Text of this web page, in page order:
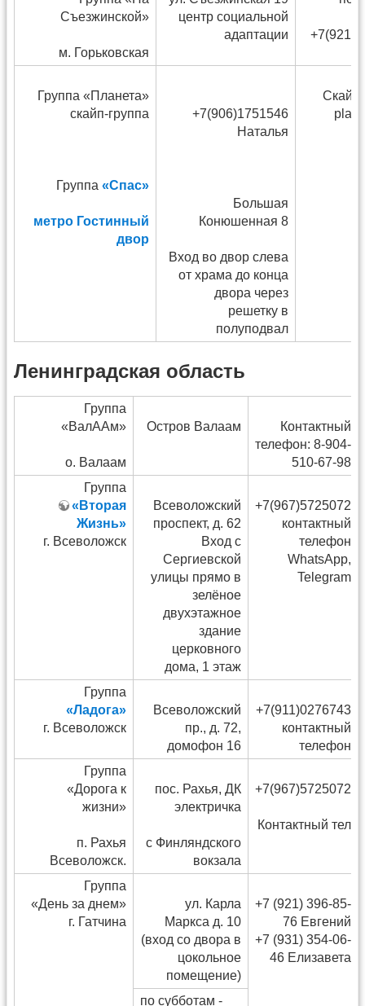
Съезжинской»
м. Горьковская
центр социальной
адаптации
+7(921)
Группа «Планета»
скайп-группа
Группа «Спас»
метро Гостинный
двор
+7(906)1751546
Наталья
Большая
Конюшенная 8
Вход во двор слева
от храма до конца
двора через
решетку в
полуподвал
Ленинградская область
Группа
«ВалААм»
о. Валаам
Остров Валаам
Контактный
телефон: 8-904-
510-67-98
Группа
«Вторая
Жизнь»
г. Всеволожск
Всеволожский
проспект, д. 62
Вход с
Сергиевской
улицы прямо в
зелёное
двухэтажное
здание
церковного
дома, 1 этаж
+7(967)5725072
контактный
телефон
WhatsApp,
Telegram
Группа
«Ладога»
г. Всеволожск
Всеволожский
пр., д. 72,
домофон 16
+7(911)0276743
контактный
телефон
Группа
«Дорога к
жизни»
п. Рахья
Всеволожск.
пос. Рахья, ДК
электричка
с Финляндского
вокзала
+7(967)5725072
Контактный тел
Группа
«День за днем»
г. Гатчина
ул. Карла
Маркса д. 10
(вход со двора в
цокольное
помещение)
+7 (921) 396-85-
76 Евгений
+7 (931) 354-06-
46 Елизавета
по субботам -